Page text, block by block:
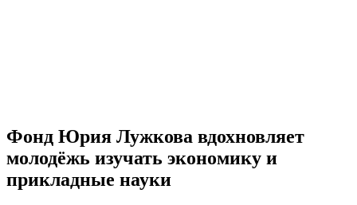
Фонд Юрия Лужкова вдохновляет
молодёжь изучать экономику и
прикладные науки